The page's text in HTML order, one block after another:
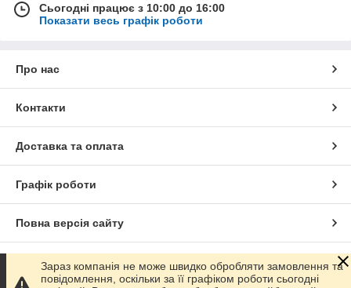
Сьогодні працює з 10:00 до 16:00
Показати весь графік роботи
Про нас
Контакти
Доставка та оплата
Графік роботи
Повна версія сайту
Сайт створено на маркетплейсі Prom.ua
Зараз компанія не може швидко обробляти замовлення та
повідомлення, оскільки за її графіком роботи сьогодні